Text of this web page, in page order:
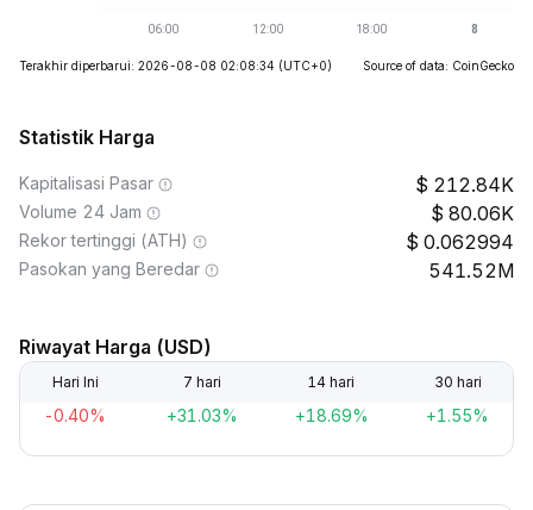
Terakhir diperbarui: 2026-08-08 02:08:34 (UTC+0) Source of data: CoinGecko
Statistik Harga
Kapitalisasi Pasar 212.84K
Volume 24 Jam 80.06K
Rekor tertinggi (ATH) 0.062994
Pasokan yang Beredar 541.52M
Riwayat Harga (USD)
Hari Ini 7 hari 14 hari 30 hari
-0.40% +31.03% +18.69% +1.55%